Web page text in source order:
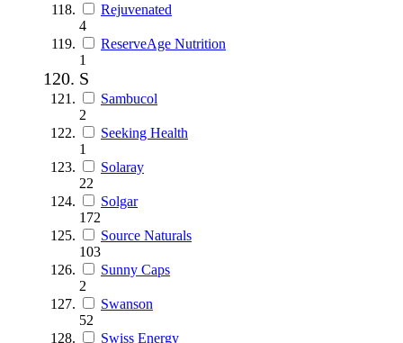
Rejuvenated
4
ReserveAge Nutrition
1
S
Sambucol
2
Seeking Health
1
Solaray
22
Solgar
172
Source Naturals
103
Sunny Caps
2
Swanson
52
Swiss Energy